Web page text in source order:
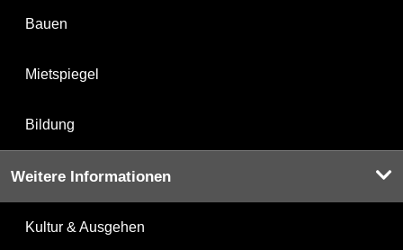
Bauen
Mietspiegel
Bildung
Weitere Informationen
Kultur & Ausgehen